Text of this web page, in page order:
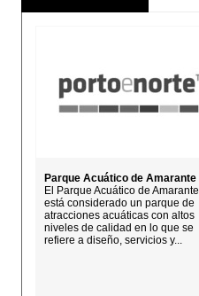
Parque Acuático de Amarante
El Parque Acuático de Amarante
está considerado un parque de
atracciones acuáticas con altos
niveles de calidad en lo que se
refiere a diseño, servicios y...